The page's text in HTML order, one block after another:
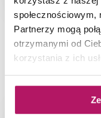
Partnerzy mogą
otrzymanymi od
korzystania z ich
NAJNOWSZE